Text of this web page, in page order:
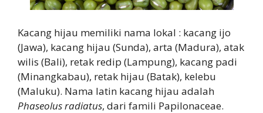
Kacang hijau memiliki nama lokal : kacang ijo
(Jawa), kacang hijau (Sunda), arta (Madura), atak
wilis (Bali), retak redip (Lampung), kacang padi
(Minangkabau), retak hijau (Batak), kelebu
(Maluku). Nama latin kacang hijau adalah
Phaseolus radiatus, dari famili Papilonaceae.